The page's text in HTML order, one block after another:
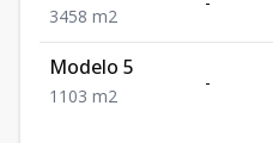
3458 m2
Modelo 5
1103 m2
-